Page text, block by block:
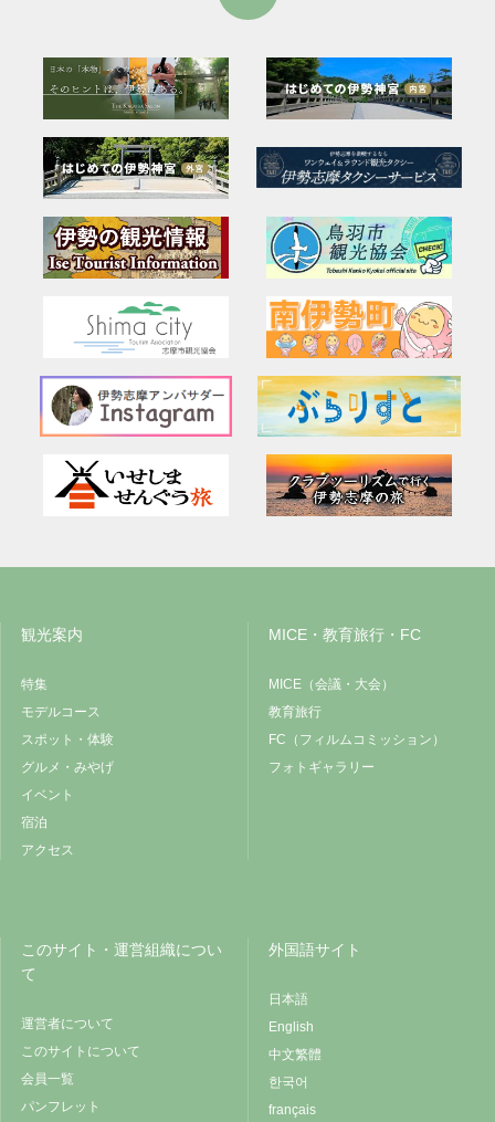
観光案内
特集
モデルコース
スポット・体験
グルメ・みやげ
イベント
宿泊
アクセス
MICE・教育旅行・FC
MICE（会議・大会）
教育旅行
FC（フィルムコミッション）
フォトギャラリー
このサイト・運営組織につい
て
運営者について
このサイトについて
会員一覧
パンフレット
外国語サイト
日本語
English
中文繁體
한국어
français